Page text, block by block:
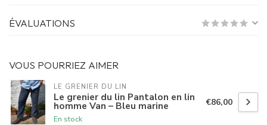
ÉVALUATIONS
VOUS POURRIEZ AIMER
LE GRENIER DU LIN
Le grenier du lin Pantalon en lin
homme Van – Bleu marine
En stock
€86,00